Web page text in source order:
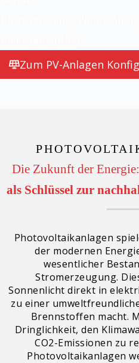
Zum PV-Anlagen
Die Zukunft der Energie:
als Schlüssel zur
Photovoltaikanlagen
der modernen
wesentlicher
Stromerzeugung.
Sonnenlicht direkt in
zu einer
Brennstoffen macht.
Dringlichkeit, den
CO2-Emissionen zu
Photovoltaikanlagen